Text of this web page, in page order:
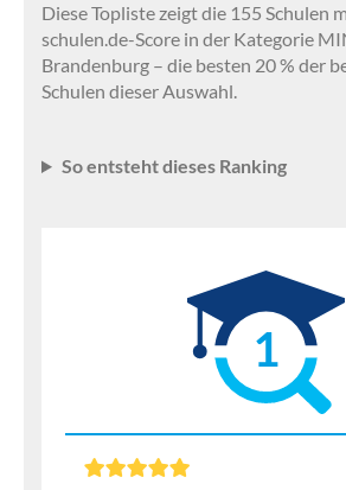
Diese Topliste zeigt die 155 Schulen
schulen.de-Score in der Kategorie
Brandenburg – die besten 20 % der
Schulen dieser Auswahl.
So entsteht dieses Ranking
1